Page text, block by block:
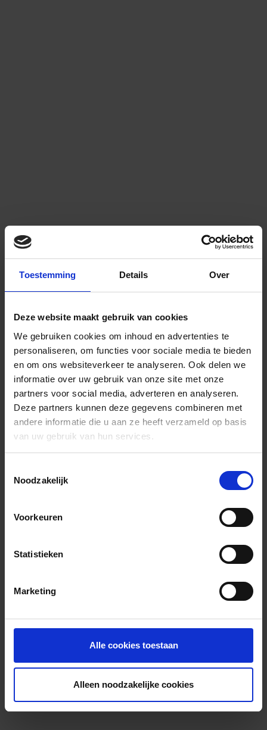
Toestemming Details Over
Deze website maakt gebruik van cookies
We gebruiken cookies om inhoud en advertenties te
personaliseren, om functies voor sociale media te bieden
en om ons websiteverkeer te analyseren. Ook delen we
informatie over uw gebruik van onze site met onze
partners voor social media, adverteren en analyseren.
Deze partners kunnen deze gegevens combineren met
andere informatie die u aan ze heeft verzameld op basis
van uw gebruik van hun services.
Noodzakelijk
Voorkeuren
Statistieken
Marketing
Alle cookies toestaan
Alleen noodzakelijke cookies